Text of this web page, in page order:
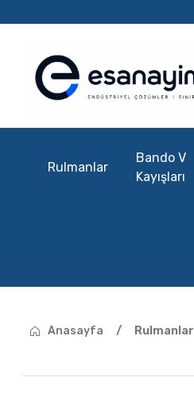
Rulmanlar
Bando V
Kayışları
Anasayfa Rulmanlar